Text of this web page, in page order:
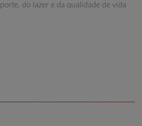
do lazer e da qualidade de vida